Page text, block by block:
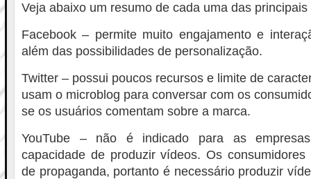
Veja abaixo um resumo de cada uma das principais
Facebook – permite muito engajamento e
além das possibilidades de personalização.
Twitter – possui poucos recursos e limite de
usam o microblog para conversar com os
se os usuários comentam sobre a marca.
YouTube – não é indicado para as
capacidade de produzir vídeos. Os
de propaganda, portanto é necessário produzir